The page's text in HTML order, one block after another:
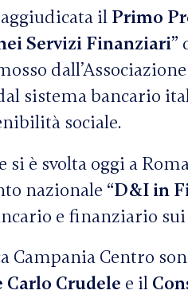
il Primo
Servizi Finanziari”
sistema bancario
sociale.
è svolta oggi a
nazionale “D&I in
e finanziario sui
Campania Centro
Carlo Crudele e il